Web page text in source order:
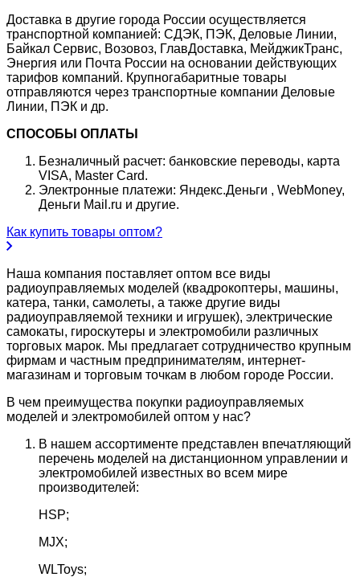
Доставка в другие города России осуществляется
транспортной компанией: СДЭК, ПЭК, Деловые Линии,
Байкал Сервис, Возовоз, ГлавДоставка, МейджикТранс,
Энергия или Почта России на основании действующих
тарифов компаний. Крупногабаритные товары
отправляются через транспортные компании Деловые
Линии, ПЭК и др.
СПОСОБЫ ОПЛАТЫ
Безналичный расчет: банковские переводы, карта
VISA, Master Card.
Электронные платежи: Яндекс.Деньги , WebMoney,
Деньги Mail.ru и другие.
Как купить товары оптом?
Наша компания поставляет оптом все виды
радиоуправляемых моделей (квадрокоптеры, машины,
катера, танки, самолеты, а также другие виды
радиоуправляемой техники и игрушек), электрические
самокаты, гироскутеры и электромобили различных
торговых марок. Мы предлагает сотрудничество крупным
фирмам и частным предпринимателям, интернет-
магазинам и торговым точкам в любом городе России.
В чем преимущества покупки радиоуправляемых
моделей и электромобилей оптом у нас?
В нашем ассортименте представлен впечатляющий
перечень моделей на дистанционном управлении и
электромобилей известных во всем мире
производителей:
HSP;
MJX;
WLToys;